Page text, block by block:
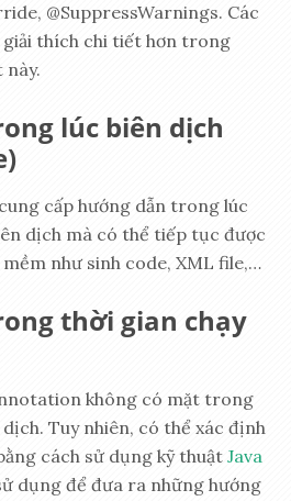
@SuppressWarnings. Các
thích chi tiết hơn trong
này.
lúc biên dịch
cấp hướng dẫn trong lúc
dịch mà có thể tiếp tục được
như sinh code, XML file,…
thời gian chạy
không có mặt trong
dịch. Tuy nhiên, có thể xác định
cách sử dụng kỹ thuậtJava
dụng để đưa ra những hướng